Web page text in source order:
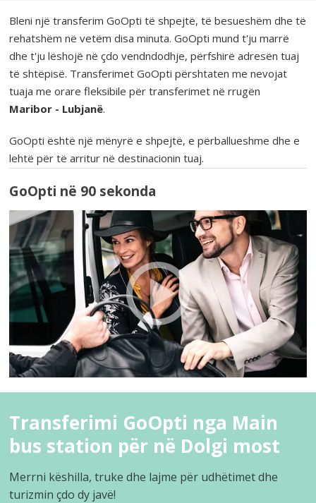
Bleni një transferim GoOpti të shpejtë, të besueshëm dhe të
rehatshëm në vetëm disa minuta. GoOpti mund t'ju marrë
dhe t'ju lëshojë në çdo vendndodhje, përfshirë adresën tuaj
të shtëpisë. Transferimet GoOpti përshtaten me nevojat
tuaja me orare fleksibile për transferimet në rrugën
Maribor - Lubjanë.
GoOpti është një mënyrë e shpejtë, e përballueshme dhe e
lehtë për të arritur në destinacionin tuaj.
GoOpti në 90 sekonda
Transferimi GoOpti nga Main
bus station për në Dolgi most
Merrni këshilla, truke dhe lajme për udhëtimet dhe
turizmin çdo dy javë!